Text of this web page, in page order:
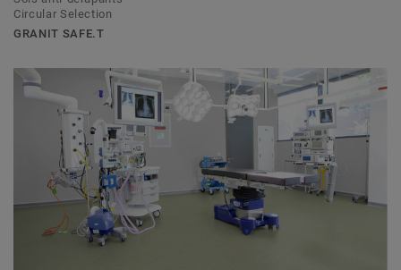
Circular Selection
GRANIT SAFE.T